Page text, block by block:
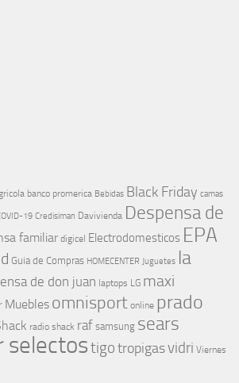
banco promerica Bebidas Black Friday camas
19 Credisiman Davivienda Despensa de
familiar digicel Electrodomesticos EPA
Guia de Compras HOMECENTER Juguetes la
de don juan laptops LG maxi
Muebles omnisport online prado
radio shack raf samsung sears
selectostigotropigasvidri Viernes